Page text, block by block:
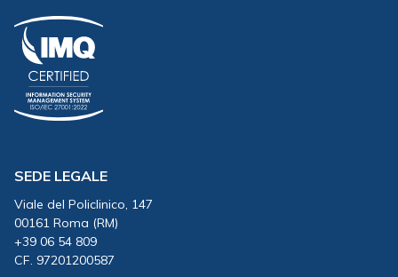
SEDE LEGALE
Viale del Policlinico, 147
00161 Roma (RM)
+39 06 54 809
CF. 97201200587